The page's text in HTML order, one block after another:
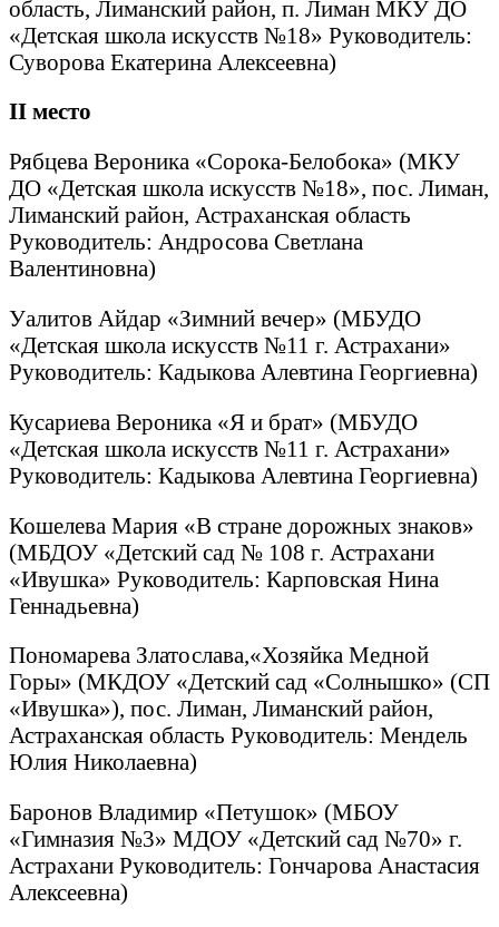
область, Лиманский район, п. Лиман МКУ ДО
«Детская школа искусств №18» Руководитель:
Суворова Екатерина Алексеевна)
II место
Рябцева Вероника «Сорока-Белобока» (МКУ
ДО «Детская школа искусств №18», пос. Лиман,
Лиманский район, Астраханская область
Руководитель: Андросова Светлана
Валентиновна)
Уалитов Айдар «Зимний вечер» (МБУДО
«Детская школа искусств №11 г. Астрахани»
Руководитель: Кадыкова Алевтина Георгиевна)
Кусариева Вероника «Я и брат» (МБУДО
«Детская школа искусств №11 г. Астрахани»
Руководитель: Кадыкова Алевтина Георгиевна)
Кошелева Мария «В стране дорожных знаков»
(МБДОУ «Детский сад № 108 г. Астрахани
«Ивушка» Руководитель: Карповская Нина
Геннадьевна)
Пономарева Златослава,«Хозяйка Медной
Горы» (МКДОУ «Детский сад «Солнышко» (СП
«Ивушка»), пос. Лиман, Лиманский район,
Астраханская область Руководитель: Мендель
Юлия Николаевна)
Баронов Владимир «Петушок» (МБОУ
«Гимназия №3» МДОУ «Детский сад №70» г.
Астрахани Руководитель: Гончарова Анастасия
Алексеевна)